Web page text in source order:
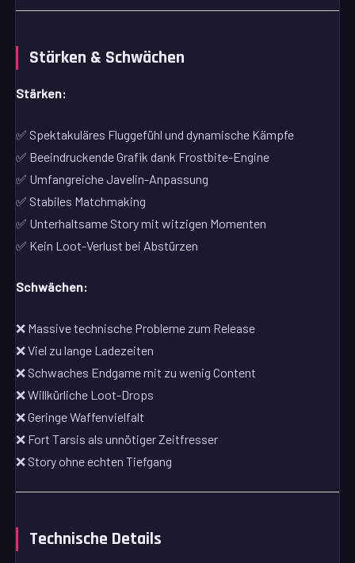
Stärken & Schwächen
Stärken:
✅ Spektakuläres Fluggefühl und dynamische Kämpfe
✅ Beeindruckende Grafik dank Frostbite-Engine
✅ Umfangreiche Javelin-Anpassung
✅ Stabiles Matchmaking
✅ Unterhaltsame Story mit witzigen Momenten
✅ Kein Loot-Verlust bei Abstürzen
Schwächen:
❌ Massive technische Probleme zum Release
❌ Viel zu lange Ladezeiten
❌ Schwaches Endgame mit zu wenig Content
❌ Willkürliche Loot-Drops
❌ Geringe Waffenvielfalt
❌ Fort Tarsis als unnötiger Zeitfresser
❌ Story ohne echten Tiefgang
Technische Details